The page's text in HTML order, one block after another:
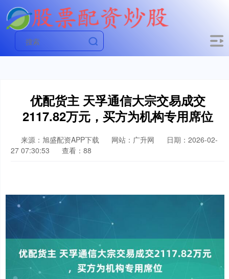
优配货主 天孚通信大宗交易成交
2117.82万元，买方为机构专用席位
来源：旭盛配资APP下载 网站：广升网
日期：2026-02-
27 07:30:53
查看：88